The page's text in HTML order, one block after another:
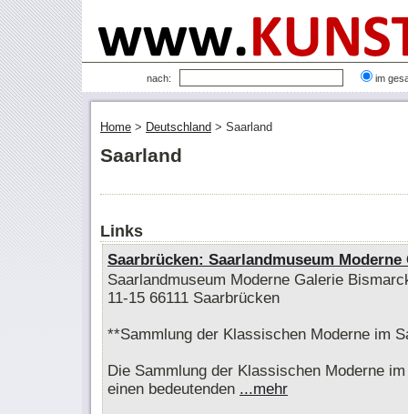
nach: im
Home > Deutschland > Saarland
Saarland
Links
Saarbrücken: Saarlandmuseum Moderne
Saarlandmuseum Moderne Galerie
11-15 66111 Saarbrücken
**Sammlung der Klassischen Moderne im
Die Sammlung der Klassischen Moderne
einen bedeutenden ...mehr